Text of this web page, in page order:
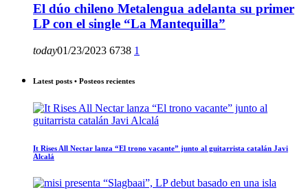
El dúo chileno Metalengua adelanta su primer
LP con el single “La Mantequilla”
today01/23/2023 6738 1
Latest posts • Posteos recientes
It Rises All Nectar lanza “El trono vacante” junto al guitarrista catalán Javi
Alcalá